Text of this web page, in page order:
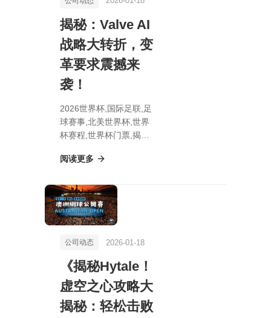
揭秘：Valve AI
战略大转折，变
革要求震撼来
袭！
2026世界杯,国际足联,足
球赛事,北美世界杯,世界
杯赛程,世界杯门票,揭
折，变革要求震撼来袭！
阅读更多
公司动态 2026-01-18
《揭秘Hytale！
虚空之心攻略大
揭秘：轻松击败